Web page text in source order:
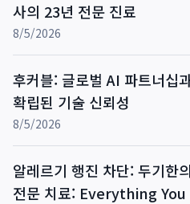
사의 23년 전문 진료
8/5/2026
후커블: 글로벌 AI 파트너십
확립된 기술 신뢰성
8/5/2026
알레르기 행진 차단: 두기한
전문 치료: Everything